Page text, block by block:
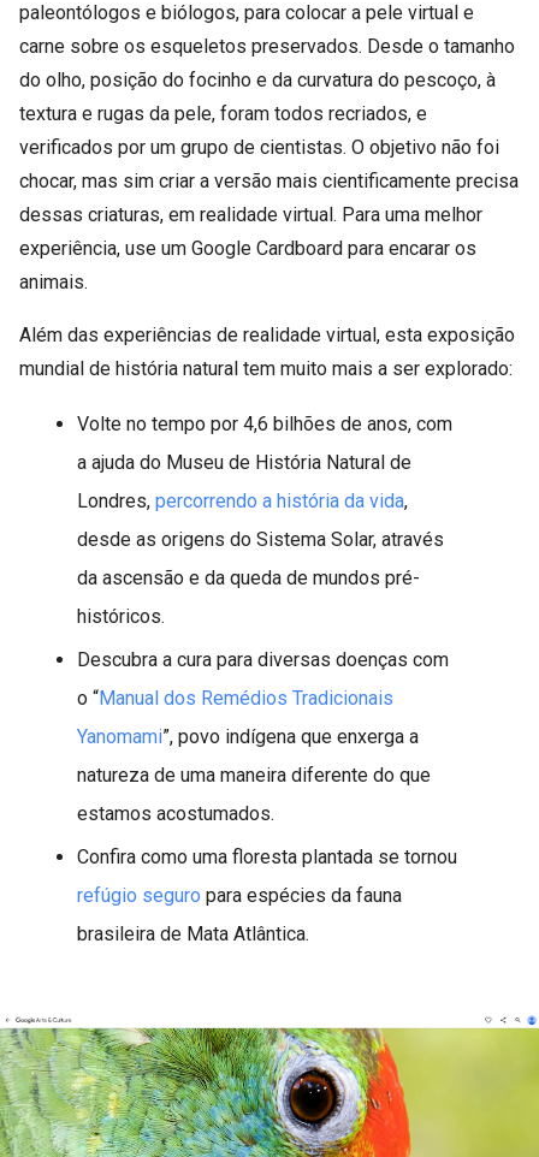
paleontólogos e biólogos, para colocar a pele virtual e
carne sobre os esqueletos preservados. Desde o tamanho
do olho, posição do focinho e da curvatura do pescoço, à
textura e rugas da pele, foram todos recriados, e
verificados por um grupo de cientistas. O objetivo não foi
chocar, mas sim criar a versão mais cientificamente precisa
dessas criaturas, em realidade virtual. Para uma melhor
experiência, use um Google Cardboard para encarar os
animais.
Além das experiências de realidade virtual, esta exposição
mundial de história natural tem muito mais a ser explorado:
Volte no tempo por 4,6 bilhões de anos, com
a ajuda do Museu de História Natural de
Londres, percorrendo a história da vida,
desde as origens do Sistema Solar, através
da ascensão e da queda de mundos pré-
históricos.
Descubra a cura para diversas doenças com
o “Manual dos Remédios Tradicionais
Yanomami”, povo indígena que enxerga a
natureza de uma maneira diferente do que
estamos acostumados.
Confira como uma floresta plantada se tornou
refúgio seguro para espécies da fauna
brasileira de Mata Atlântica.